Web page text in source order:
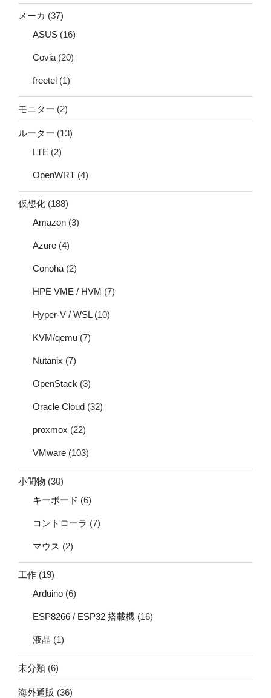
メーカ (37)
ASUS (16)
Covia(20)
freetel (1)
モニター (2)
ルーター (13)
LTE (2)
OpenWRT (4)
仮想化 (188)
Amazon (3)
Azure (4)
Conoha(2)
HPE VME / HVM (7)
Hyper-V / WSL(10)
KVM/qemu (7)
Nutanix (7)
OpenStack (3)
Oracle Cloud (32)
proxmox (22)
VMware (103)
小間物 (30)
キーボード (6)
コントローラ (7)
マウス (2)
工作 (19)
Arduino (6)
ESP8266 / ESP32 搭載機 (16)
液晶 (1)
未分類 (6)
海外通販 (36)